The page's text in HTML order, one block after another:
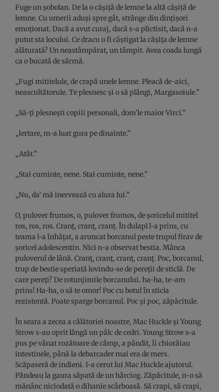
Fuge un şobolan. De la o căşiţă de lemne la altă căşiţă de
lemne. Cu umerii aduşi spre gât, strânge din dinţişori
emoţionat. Dacă a avut curaj, dacă s-a plictisit, dacă n-a
putut sta locului. Ce dracu o fi câştigat la căşiţa de lemne
alăturată? Un neastâmpărat, un tâmpit. Avea coada lungă
ca o bucată de sârmă.
„Fugi mititelule, de crapă unele lemne. Pleacă de-aici,
neascultătorule. Te plesnesc şi o să plângi, Margasoiule.”
„Să-ţi plesneşti copiii personali, dom’le maior Virci.”
„Iertare, m-a luat gura pe dinainte.”
„Atât.”
„Stai cuminte, nene. Stai cuminte, nene.”
„Nu, da’ mă inervează cu alura lui.”
O, pulover frumos, o, pulover frumos, de şoricelul mititel
ros, ros, ros. Cranţ, cranţ, cranţ. În dulapl l-a prins, cu
teama l-a înhăţat, a aruncat borcanul peste trupul firav de
şoricel adolescentin. Nici n-a observat bestia. Mânca
puloverul de lână. Cranţ, cranţ, cranţ, cranţ. Poc, borcanul,
trup de bestie speriată lovindu-se de pereţii de sticlă. De
care pereţi? De rotunjimile borcanului. ha-ha, te-am
prins! Ha-ha, o să te omor! Poc cu botul în sticla
rezistentă. Poate sparge borcanul. Poc şi poc, zăpăcitule.
În seara a zecea a călătoriei noastre, Mac Huckle şi Young
Strow s-au oprit lângă un pâlc de cedri. Young Strow s-a
pus pe vânat rozătoare de câmp, a pândit, îi chiorăiau
intestinele, până la debarcader mai era de mers.
Scăpaseră de indieni. I-a cerut lui Mac Huckle ajutorul.
Pândeau la gaura săpată de un hârciog. Zăpăcitule, n-o să
mănânc niciodată o dihanie scârboasă. Să crapi, să crapi,